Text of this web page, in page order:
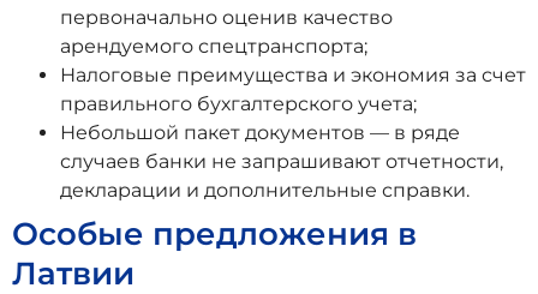
первоначально оценив качество
арендуемого спецтранспорта;
Налоговые преимущества и экономия за счет
правильного бухгалтерского учета;
Небольшой пакет документов — в ряде
случаев банки не запрашивают отчетности,
декларации и дополнительные справки.
Особые предложения в
Латвии